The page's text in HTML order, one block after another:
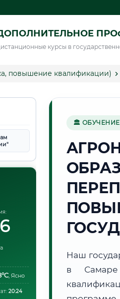
курсы в
повышение квалификации)
, Ясно
20:24
🏛
Наш
в